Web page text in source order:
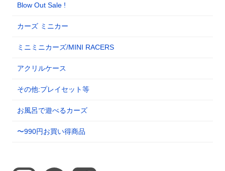
Blow Out Sale !
カーズ ミニカー
ミニミニカーズ/MINI RACERS
アクリルケース
その他:プレイセット等
お風呂で遊べるカーズ
〜990円お買い得商品